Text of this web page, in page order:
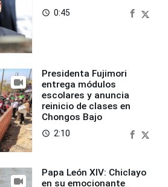
access_time 0:45
Presidenta Fujimori
entrega módulos
escolares y anuncia
reinicio de clases en
Chongos Bajo
access_time 2:10
Papa León XIV: Chiclayo
en su emocionante